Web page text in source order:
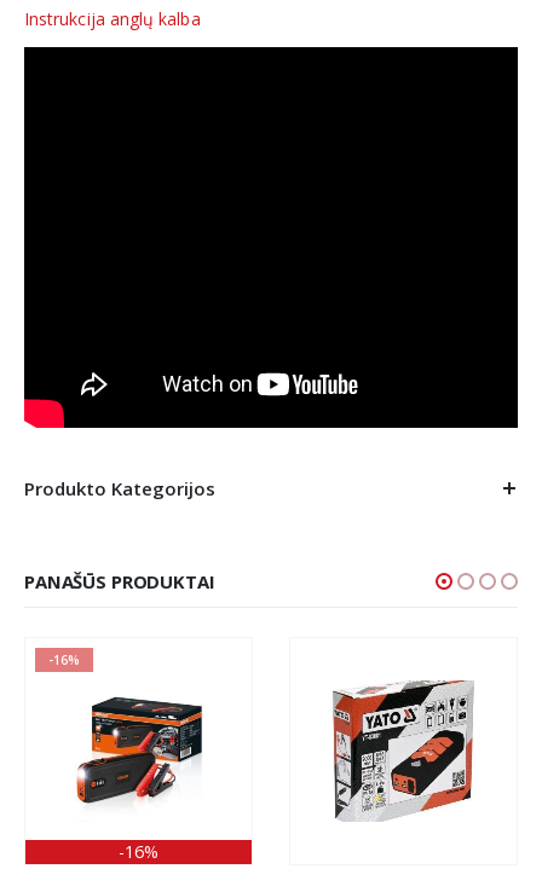
Instrukcija anglų kalba
Produkto Kategorijos
PANAŠŪS PRODUKTAI
-16%
-16%